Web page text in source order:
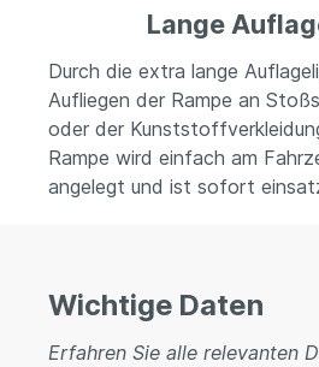
Lange
Durch die extra lange
Aufliegen der Rampe an
oder der
Rampe wird einfach am
angelegt und ist sofort
Wichtige Daten
Erfahren Sie alle relevanten